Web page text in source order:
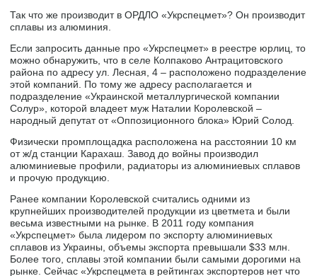
Так что же производит в ОРДЛО «Укрспецмет»? Он производит
сплавы из алюминия.
Если запросить данные про «Укрспецмет» в реестре юрлиц, то
можно обнаружить, что в селе Колпаково Антрацитовского
района по адресу ул. Лесная, 4 – расположено подразделение
этой компаний. По тому же адресу располагается и
подразделение «Украинской металлургической компании
Солур», которой владеет муж Наталии Королевской –
народный депутат от «Оппозиционного блока» Юрий Солод.
Физически промплощадка расположена на расстоянии 10 км
от ж/д станции Карахаш. Завод до войны производил
алюминиевые профили, радиаторы из алюминиевых сплавов
и прочую продукцию.
Ранее компании Королевской считались одними из
крупнейших производителей продукции из цветмета и были
весьма известными на рынке. В 2011 году компания
«Укрспецмет» была лидером по экспорту алюминиевых
сплавов из Украины, объемы экспорта превышали $33 млн.
Более того, сплавы этой компании были самыми дорогими на
рынке. Сейчас «Укрспецмета в рейтингах экспортеров нет что